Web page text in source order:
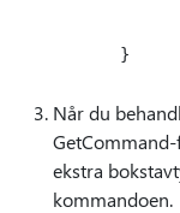
Når du
ekstra
kommandoen.